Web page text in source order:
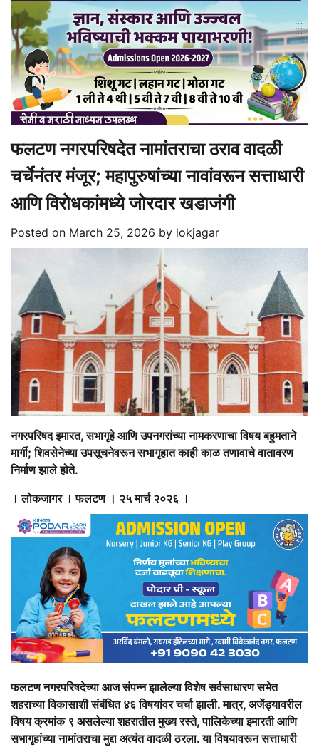
फलटण नगरपरिषदेत नामांतराचा ठराव वादळी
चर्चेनंतर मंजूर; महापुरुषांच्या नावांवरून सत्ताधारी
आणि विरोधकांमध्ये जोरदार खडाजंगी
Posted on March 25, 2026 by lokjagar
नगरपरिषद इमारत, सभागृहे आणि उपनगरांच्या नामकरणाचा विषय बहुमताने
मार्गी; शिवसेनेच्या उपसूचनेवरून सभागृहात काही काळ तणावाचे वातावरण
निर्माण झाले होते.
। लोकजागर । फलटण । २५ मार्च २०२६ ।
फलटण नगरपरिषदेच्या आज संपन्न झालेल्या विशेष सर्वसाधारण सभेत
शहराच्या विकासाशी संबंधित ४६ विषयांवर चर्चा झाली. मात्र, अजेंड्यावरील
विषय क्रमांक ९ असलेल्या शहरातील मुख्य रस्ते, पालिकेच्या इमारती आणि
सभागृहांच्या नामांतराचा मुद्दा अत्यंत वादळी ठरला. या विषयावरून सत्ताधारी